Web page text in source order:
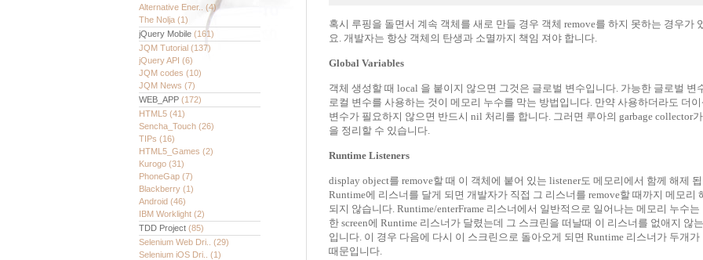
Alternative Ener.. (4)
The Nolja (1)
jQuery Mobile (161)
JQM Tutorial (137)
jQuery API (6)
JQM codes (10)
JQM News (7)
WEB_APP (172)
HTML5 (41)
Sencha_Touch (26)
TIPs (16)
HTML5_Games (2)
Kurogo (31)
PhoneGap (7)
Blackberry (1)
Android (46)
IBM Worklight (2)
TDD Project (85)
Selenium Web Dri.. (29)
Selenium iOS Dri.. (1)
혹시 루핑을 돌면서 계속 객체를 새로 만들 경우 객체 remove를 하지 못하는 경우가
요. 개발자는 항상 객체의 탄생과 소멸까지 책임 져야 합니다.
Global Variables
객체 생성할 때 local 을 붙이지 않으면 그것은 글로벌 변수입니다. 가능한 글로벌 변
로컬 변수를 사용하는 것이 메모리 누수를 막는 방법입니다. 만약 사용하더라도 더
변수가 필요하지 않으면 반드시 nil 처리를 합니다. 그러면 루아의 garbage collector
을 정리할 수 있습니다.
Runtime Listeners
display object를 remove할 때 이 객체에 붙어 있는 listener도 메모리에서 함께 해제
Runtime에 리스너를 달게 되면 개발자가 직접 그 리스너를 remove할 때까지 메모리
되지 않습니다. Runtime/enterFrame 리스너에서 일반적으로 일어나는 메모리 누수는
한 screen에 Runtime 리스너가 달렸는데 그 스크린을 떠날때 이 리스너를 없애지 않
입니다. 이 경우 다음에 다시 이 스크린으로 돌아오게 되면 Runtime 리스너가 두개가
때문입니다.